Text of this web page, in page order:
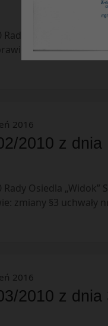
Osiedla „Widok”
dofinansowania
2016
2010 z
Rady Osiedla
zmiany §3 uchwały
2016
2010 z